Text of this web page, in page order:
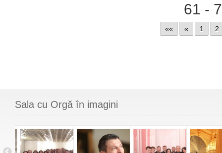
61 -
«« « 1 2
Sala cu Orgă în imagini